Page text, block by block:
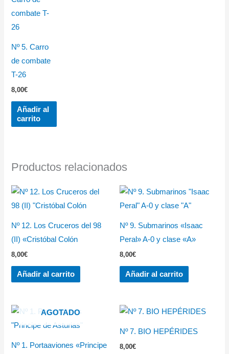
Nº 5. Carro
de combate
T-26
8,00€
Añadir al
carrito
Productos relacionados
Nº 12. Los Cruceros del 98
(II) «Cristóbal Colón
8,00€
Añadir al carrito
Nº 9. Submarinos «Isaac
Peral» A-0 y clase «A»
8,00€
Añadir al carrito
AGOTADO
Nº 1. Portaaviones «Principe
Nº 7. BIO HEPÉRIDES
8,00€